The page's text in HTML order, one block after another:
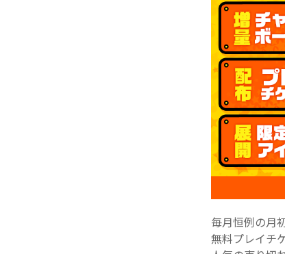
毎月恒例の月
無料プレイチ